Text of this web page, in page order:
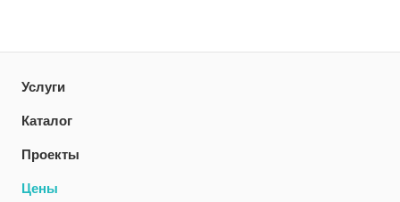
Услуги
Каталог
Проекты
Цены